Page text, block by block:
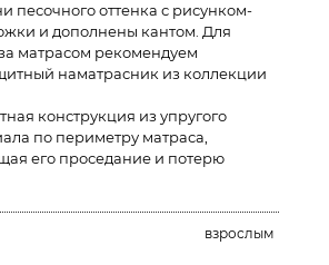
песочного оттенка с рисунком-
и дополнены кантом. Для
матрасом рекомендуем
наматрасник из коллекции
конструкция из упругого
по периметру матраса,
его проседание и потерю
взрослым